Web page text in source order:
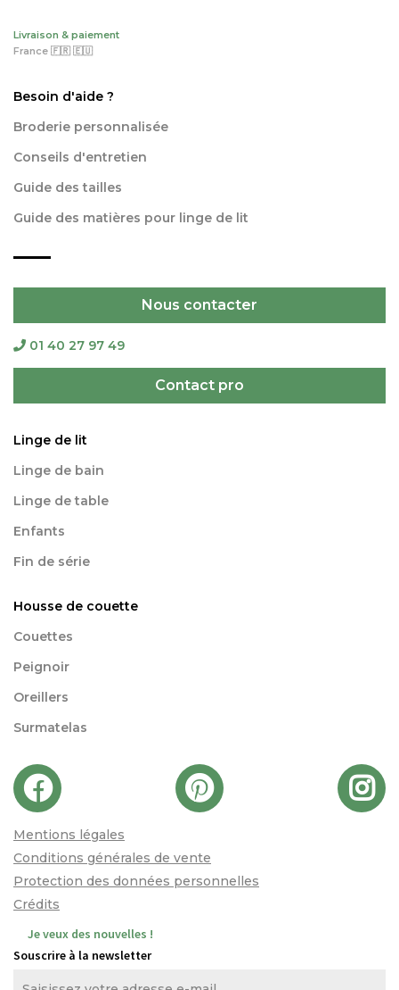
Livraison & paiement
France 🇫🇷 🇪🇺
Besoin d'aide ?
Broderie personnalisée
Conseils d'entretien
Guide des tailles
Guide des matières pour linge de lit
Nous contacter
01 40 27 97 49
Contact pro
Linge de lit
Linge de bain
Linge de table
Enfants
Fin de série
Housse de couette
Couettes
Peignoir
Oreillers
Surmatelas
Mentions légales
Conditions générales de vente
Protection des données personnelles
Crédits
Je veux des nouvelles !
Souscrire à la newsletter